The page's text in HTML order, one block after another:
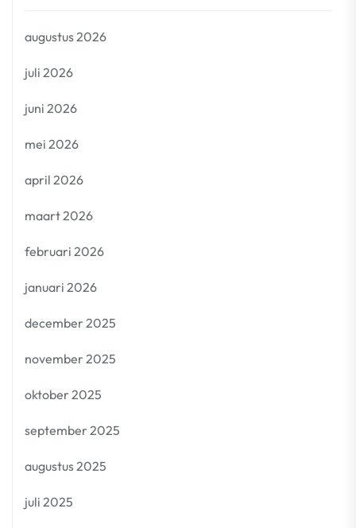
augustus 2026
juli 2026
juni 2026
mei 2026
april 2026
maart 2026
februari 2026
januari 2026
december 2025
november 2025
oktober 2025
september 2025
augustus 2025
juli 2025